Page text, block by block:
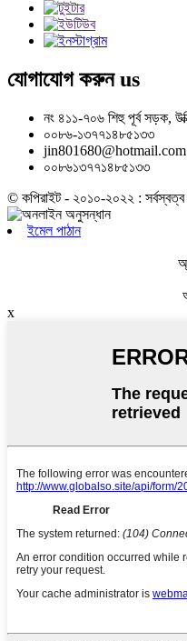
যোগাযোগ করুনus
নং ৪১১-৭০৬ শিহু পূর্ব সড়ক,
০০৮৬-১৩৭৭১৪৮৫১৩৩
jin801680@hotmail.com
০০৮৬১৩৭৭১৪৮৫১৩৩
© কপিরাইট - ২০১০-২০২২ : সর্বস্বত্ব
ইমেল পাঠান
x